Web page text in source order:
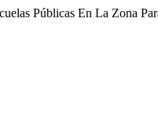
Públicas En La Zona